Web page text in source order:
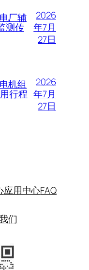
厂辅
测传
2026
年7月
27日
机组
行程
2026
年7月
27日
应用中心FAQ
们